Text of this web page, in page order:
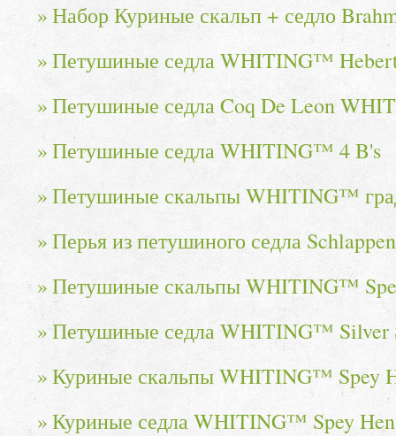
Набор Куриные скальп + седло
Петушиные седла WHITING™
Петушиные седла Coq De Leon
Петушиные седла WHITING™ 4 B's
Петушиные скальпы WHITING™
Перья из петушиного седла
Петушиные скальпы WHITING™
Петушиные седла WHITING™ Silver
Куриные скальпы WHITING™ Spey
Куриные седла WHITING™ Spey